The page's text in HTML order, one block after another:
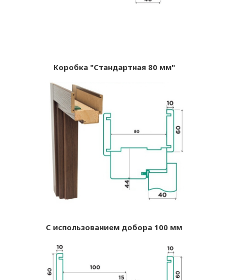
Коробка "Стандартная 80 мм"
С использованием добора 100 мм